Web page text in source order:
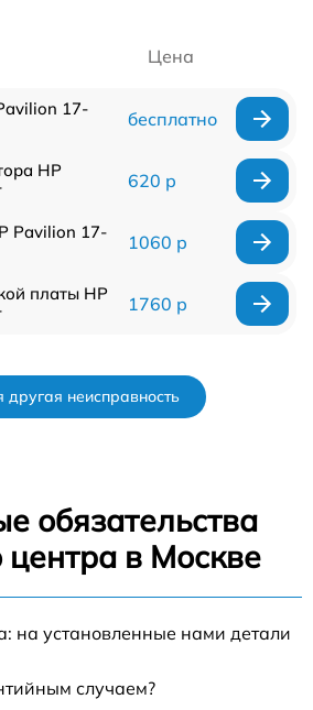
Цена
17-
бесплатно
HP
620 р
Pavilion 17-
1060 р
платы HP
1760 р
другая неисправность
обязательства
центра в Москве
на установленные нами детали
случаем?